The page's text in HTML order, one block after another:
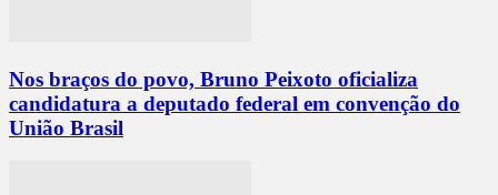
Nos braços do povo, Bruno Peixoto oficializa
candidatura a deputado federal em convenção do
União Brasil